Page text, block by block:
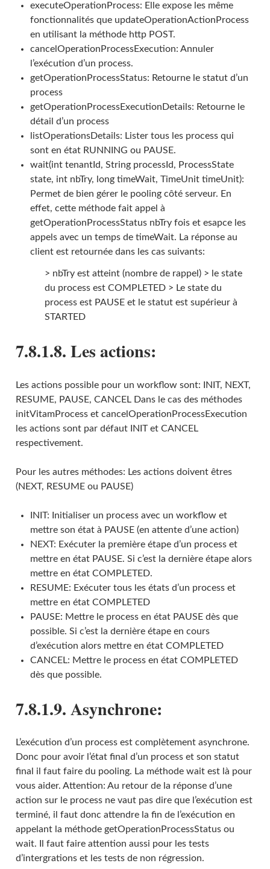
executeOperationProcess: Elle expose les même
fonctionnalités que updateOperationActionProcess
en utilisant la méthode http POST.
cancelOperationProcessExecution: Annuler
l’exécution d’un process.
getOperationProcessStatus: Retourne le statut d’un
process
getOperationProcessExecutionDetails: Retourne le
détail d’un process
listOperationsDetails: Lister tous les process qui
sont en état RUNNING ou PAUSE.
wait(int tenantId, String processId, ProcessState
state, int nbTry, long timeWait, TimeUnit timeUnit):
Permet de bien gérer le pooling côté serveur. En
effet, cette méthode fait appel à
getOperationProcessStatus nbTry fois et esapce les
appels avec un temps de timeWait. La réponse au
client est retournée dans les cas suivants:
> nbTry est atteint (nombre de rappel) > le state
du process est COMPLETED > Le state du
process est PAUSE et le statut est supérieur à
STARTED
7.8.1.8. Les actions:
Les actions possible pour un workflow sont: INIT, NEXT,
RESUME, PAUSE, CANCEL Dans le cas des méthodes
initVitamProcess et cancelOperationProcessExecution
les actions sont par défaut INIT et CANCEL
respectivement.
Pour les autres méthodes: Les actions doivent êtres
(NEXT, RESUME ou PAUSE)
INIT: Initialiser un process avec un workflow et
mettre son état à PAUSE (en attente d’une action)
NEXT: Exécuter la première étape d’un process et
mettre en état PAUSE. Si c’est la dernière étape alors
mettre en état COMPLETED.
RESUME: Exécuter tous les états d’un process et
mettre en état COMPLETED
PAUSE: Mettre le process en état PAUSE dès que
possible. Si c’est la dernière étape en cours
d’exécution alors mettre en état COMPLETED
CANCEL: Mettre le process en état COMPLETED
dès que possible.
7.8.1.9. Asynchrone:
L’exécution d’un process est complètement asynchrone.
Donc pour avoir l’état final d’un process et son statut
final il faut faire du pooling. La méthode wait est là pour
vous aider. Attention: Au retour de la réponse d’une
action sur le process ne vaut pas dire que l’exécution est
terminé, il faut donc attendre la fin de l’exécution en
appelant la méthode getOperationProcessStatus ou
wait. Il faut faire attention aussi pour les tests
d’intergrations et les tests de non régression.